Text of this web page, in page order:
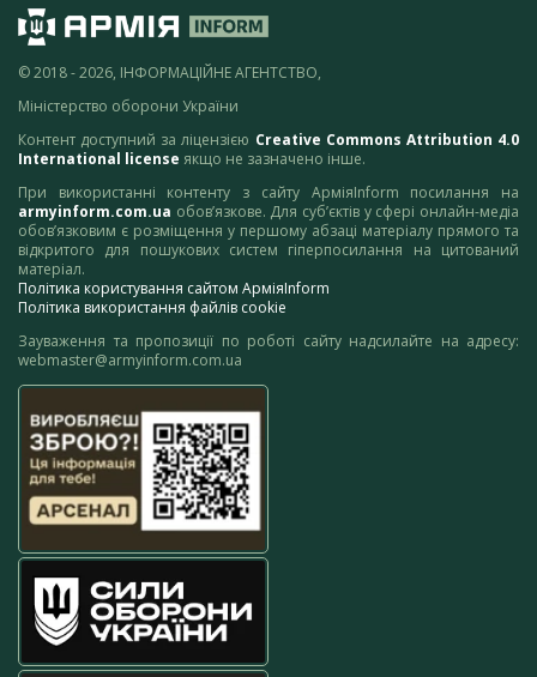
© 2018 - 2026, ІНФОРМАЦІЙНЕ АГЕНТСТВО,
Міністерство оборони України
Контент доступний за ліцензією Creative Commons Attribution 4.0
International license якщо не зазначено інше.
При використанні контенту з сайту АрміяInform посилання на
armyinform.com.ua обов’язкове. Для суб’єктів у сфері онлайн-медіа
обов’язковим є розміщення у першому абзаці матеріалу прямого та
відкритого для пошукових систем гіперпосилання на цитований
матеріал.
Політика користування сайтом АрміяInform
Політика використання файлів cookie
Зауваження та пропозиції по роботі сайту надсилайте на адресу:
webmaster@armyinform.com.ua